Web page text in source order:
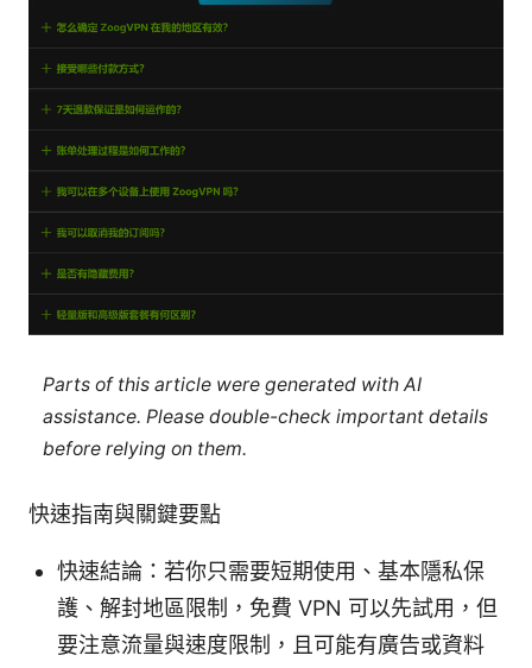
Parts of this article were generated with AI
assistance. Please double-check important details
before relying on them.
快速指南與關鍵要點
快速結論：若你只需要短期使用、基本隱私保
護、解封地區限制，免費 VPN 可以先試用，但
要注意流量與速度限制，且可能有廣告或資料